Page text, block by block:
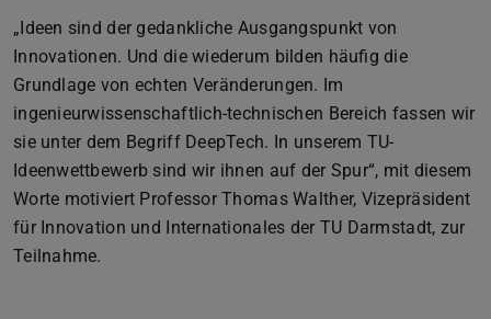
„Ideen sind der gedankliche Ausgangspunkt von
Innovationen. Und die wiederum bilden häufig die
Grundlage von echten Veränderungen. Im
ingenieurwissenschaftlich-technischen Bereich fassen wir
sie unter dem Begriff DeepTech. In unserem TU-
Ideenwettbewerb sind wir ihnen auf der Spur“, mit diesem
Worte motiviert Professor Thomas Walther, Vizepräsident
für Innovation und Internationales der TU Darmstadt, zur
Teilnahme.